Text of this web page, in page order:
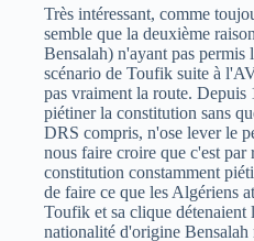
Très intéressant, comme
semble que la deuxième
Bensalah) n'ayant pas permis
scénario de Toufik suite à
pas vraiment la route.
piétiner la constitution sans
DRS compris, n'ose lever le
nous faire croire que c'est par
constitution constamment
de faire ce que les Algériens
Toufik et sa clique détenaient
nationalité d'origine